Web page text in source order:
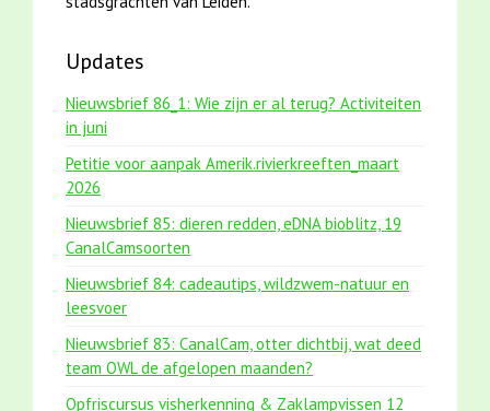
Updates
Nieuwsbrief 86_1: Wie zijn er al terug? Activiteiten
in juni
Petitie voor aanpak Amerik.rivierkreeften_maart
2026
Nieuwsbrief 85: dieren redden, eDNA bioblitz, 19
CanalCamsoorten
Nieuwsbrief 84: cadeautips, wildzwem-natuur en
leesvoer
Nieuwsbrief 83: CanalCam, otter dichtbij, wat deed
team OWL de afgelopen maanden?
Opfriscursus visherkenning & Zaklampvissen 12